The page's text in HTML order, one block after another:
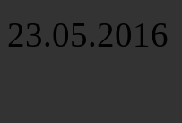
23.05.2016